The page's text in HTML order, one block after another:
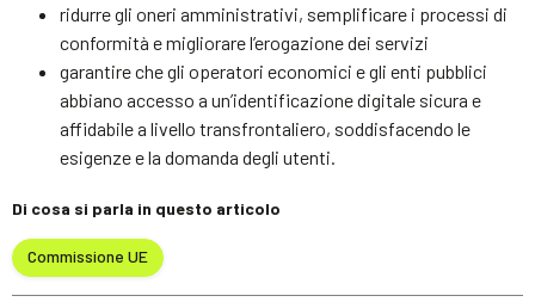
ridurre gli oneri amministrativi, semplificare i processi di
conformità e migliorare l’erogazione dei servizi
garantire che gli operatori economici e gli enti pubblici
abbiano accesso a un’identificazione digitale sicura e
affidabile a livello transfrontaliero, soddisfacendo le
esigenze e la domanda degli utenti.
Di cosa si parla in questo articolo
Commissione UE